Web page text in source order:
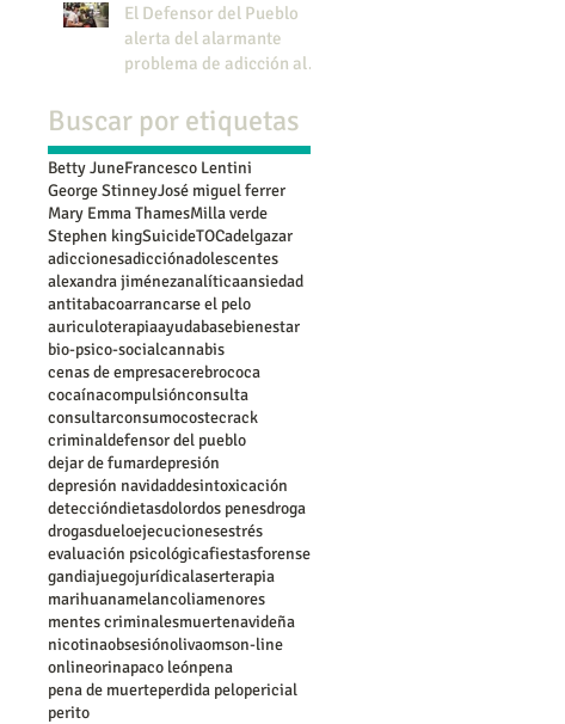
El Defensor del Pueblo
alerta del alarmante
problema de adicción al
Buscar por etiquetas
Betty JuneFrancesco Lentini
George StinneyJosé miguel ferrer
Mary Emma ThamesMilla verde
Stephen kingSuicideTOCadelgazar
adiccionesadicciónadolescentes
alexandra jiménezanalíticaansiedad
antitabacoarrancarse el pelo
auriculoterapiaayudabasebienestar
bio-psico-socialcannabis
cenas de empresacerebrococa
cocaínacompulsiónconsulta
consultarconsumocostecrack
criminaldefensor del pueblo
dejar de fumardepresión
depresión navidaddesintoxicación
deteccióndietasdolordos penesdroga
drogasdueloejecucionesestrés
evaluación psicológicafiestasforense
gandiajuegojurídicalaserterapia
marihuanamelancoliamenores
mentes criminalesmuertenavideña
nicotinaobsesiónolivaomson-line
onlineorinapaco leónpena
pena de muerteperdida pelopericial
perito